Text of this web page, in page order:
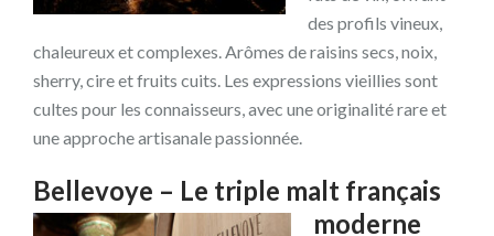
des profils vineux,
chaleureux et complexes. Arômes de raisins secs, noix,
sherry, cire et fruits cuits. Les expressions vieillies sont
cultes pour les connaisseurs, avec une originalité rare et
une approche artisanale passionnée.
Bellevoye – Le triple malt français
moderne